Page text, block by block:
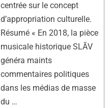
centrée sur le concept
d’appropriation culturelle.
Résumé « En 2018, la pièce
musicale historique SLĀV
généra maints
commentaires politiques
dans les médias de masse
du …